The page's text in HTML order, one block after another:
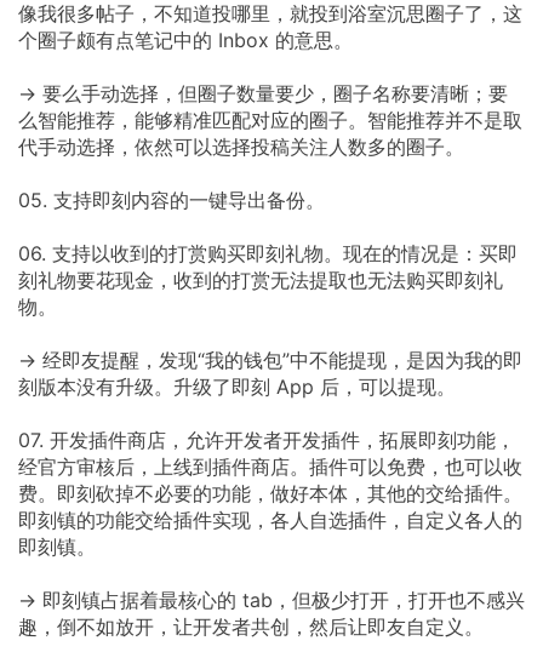
像我很多帖子，不知道投哪里，就投到浴室沉思圈子了，这
个圈子颇有点笔记中的 Inbox 的意思。
→ 要么手动选择，但圈子数量要少，圈子名称要清晰；要
么智能推荐，能够精准匹配对应的圈子。智能推荐并不是取
代手动选择，依然可以选择投稿关注人数多的圈子。
05. 支持即刻内容的一键导出备份。
06. 支持以收到的打赏购买即刻礼物。现在的情况是：买即
刻礼物要花现金，收到的打赏无法提取也无法购买即刻礼
物。
→ 经即友提醒，发现“我的钱包”中不能提现，是因为我的即
刻版本没有升级。升级了即刻 App 后，可以提现。
07. 开发插件商店，允许开发者开发插件，拓展即刻功能，
经官方审核后，上线到插件商店。插件可以免费，也可以收
费。即刻砍掉不必要的功能，做好本体，其他的交给插件。
即刻镇的功能交给插件实现，各人自选插件，自定义各人的
即刻镇。
→ 即刻镇占据着最核心的 tab，但极少打开，打开也不感兴
趣，倒不如放开，让开发者共创，然后让即友自定义。